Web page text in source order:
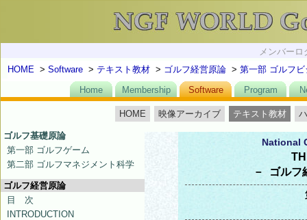
メンバー
HOME > Software > テキスト教材 > ゴルフ経営原論 > 第一部 ゴルフビ
Home
Membership Software Program
HOME 映像アーカイブ テキスト教材
ゴルフ基礎原論
第一部 ゴルフゲーム
第二部 ゴルフマネジメント科学
ゴルフ経営原論
目 次
INTRODUCTION
National
－ ゴルフ